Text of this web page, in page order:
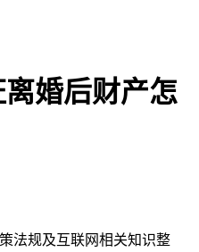
婚后财产怎
法规及互联网相关知识整